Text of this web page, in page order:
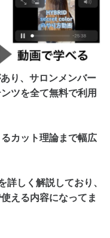
り、 サロンメンバー
ツを全て無料で利用
カット理論まで幅広
詳しく解説しており、
える内容になってま